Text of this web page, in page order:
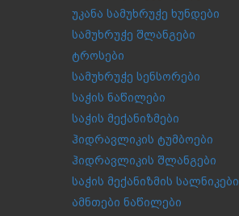
უკანა სამუხრუჭე ხუნდები
სამუხრუჭე შლანგები
ტროსები
სამუხრუჭე სენსორები
საჭის ნაწილები
საჭის მექანიზმები
ჰიდრავლიკის ტუმბოები
ჰიდრავლიკის შლანგები
საჭის მექანიზმის სალნიკები
ამნთები ნაწილები